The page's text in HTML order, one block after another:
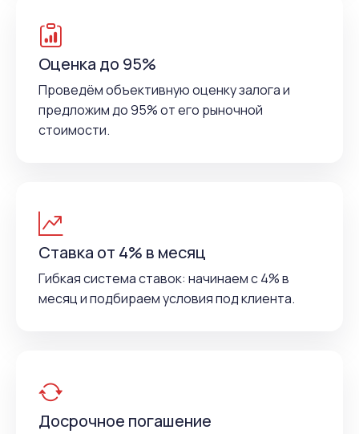
Оценка до 95%
Проведём объективную оценку залога и
предложим до 95% от его рыночной
стоимости.
Ставка от 4% в месяц
Гибкая система ставок: начинаем с 4% в
месяц и подбираем условия под клиента.
Досрочное погашение